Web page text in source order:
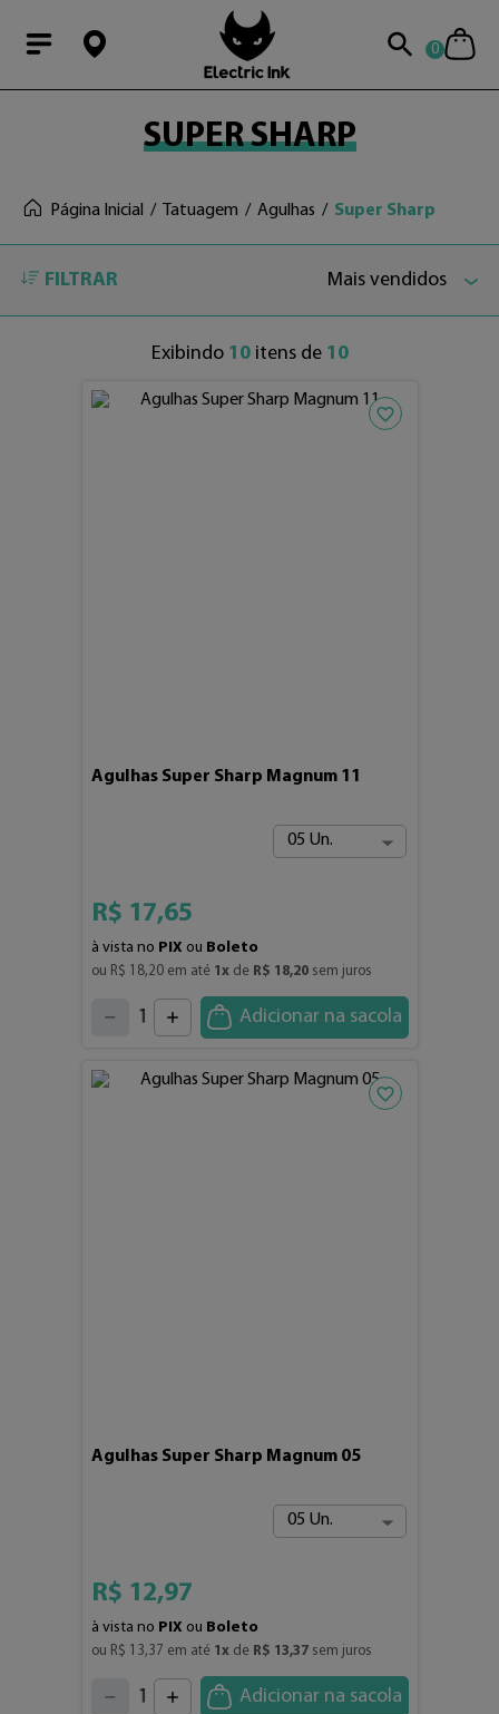
Modal0
SUPER SHARP
Página Inicial Tatuagem Agulhas Super Sharp
FILTRAR Mais vendidos
Exibindo 10itens de 10
Adicionar aos
Agulhas Super Sharp Magnum 11
05 Un.
R$ 17,65
à vista no PIX ou Boleto
ou R$ 18,20 em até 1 x de R$ 18,20 sem juros
1 Adicionar na sacola
Adicionar aos
Agulhas Super Sharp Magnum 05
05 Un.
R$ 12,97
à vista no PIX ou Boleto
ou R$ 13,37 em até 1 x de R$ 13,37 sem juros
1 Adicionar na sacola